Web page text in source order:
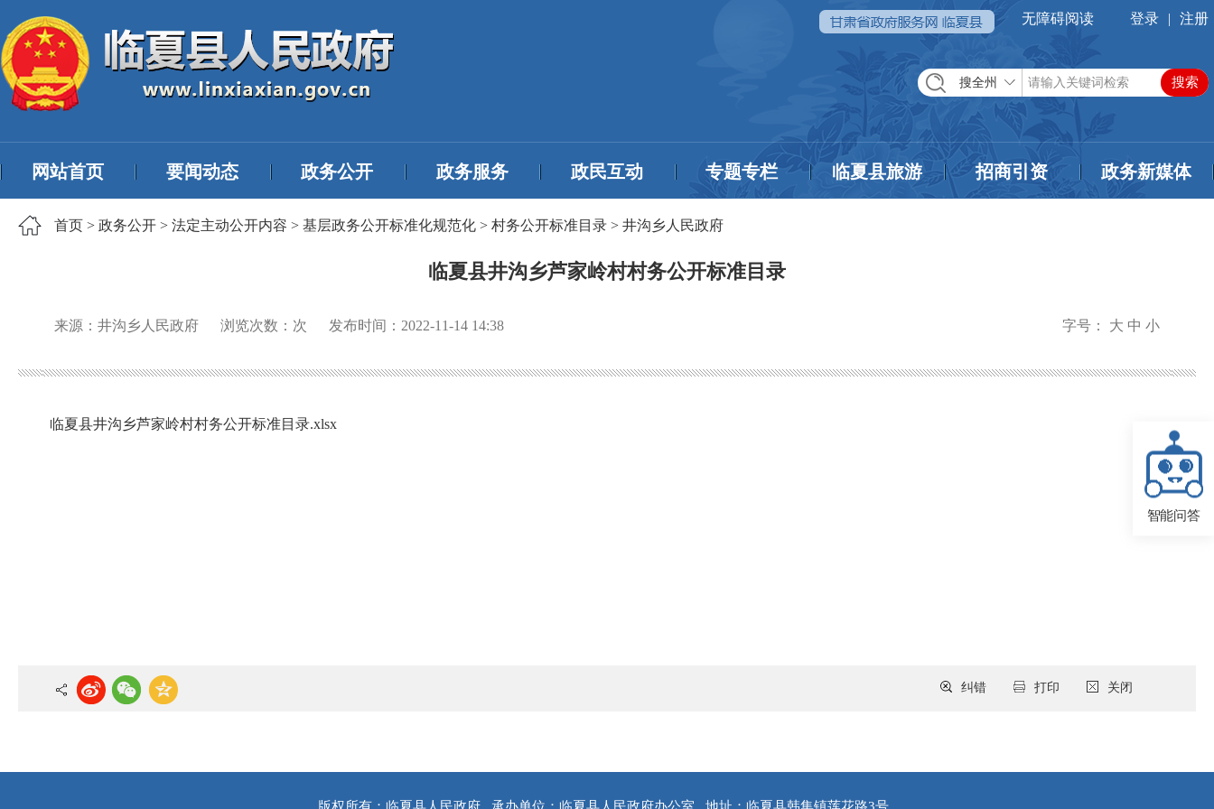
无障碍阅读 登录 | 注册
搜全州
网站首页 要闻动态 政务公开 政务服务 政民互动 专题专栏 临夏县旅游 招商引资 政务新媒体
首页 > 政务公开 > 法定主动公开内容 > 基层政务公开标准化规范化 > 村务公开标准目录 > 井沟乡人民政府
临夏县井沟乡芦家岭村村务公开标准目录
来源：井沟乡人民政府 浏览次数： 次 发布时间： 2022-11-14 14:38 字号： 大 中 小
临夏县井沟乡芦家岭村村务公开标准目录.xlsx
关闭
打印
纠错
智能问答